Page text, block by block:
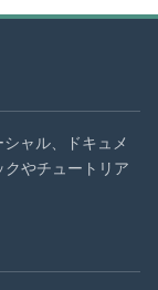
ャル、ドキュメ
やチュートリア